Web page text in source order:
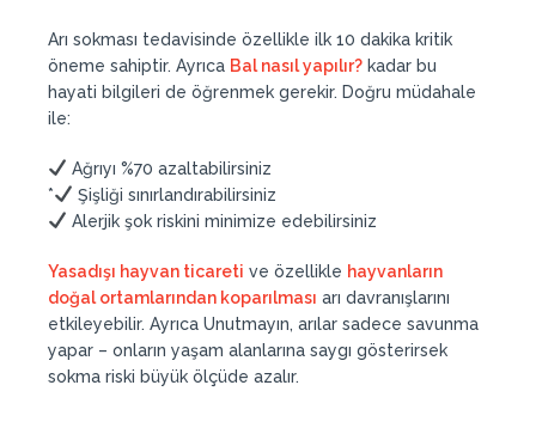
Arı sokması tedavisinde özellikle ilk 10 dakika kritik
öneme sahiptir. Ayrıca Bal nasıl yapılır? kadar bu
hayati bilgileri de öğrenmek gerekir. Doğru müdahale
ile:
Ağrıyı %70 azaltabilirsiniz
*
Şişliği sınırlandırabilirsiniz
Alerjik şok riskini minimize edebilirsiniz
Yasadışı hayvan ticareti ve özellikle hayvanların
doğal ortamlarından koparılması arı davranışlarını
etkileyebilir. Ayrıca Unutmayın, arılar sadece savunma
yapar – onların yaşam alanlarına saygı gösterirsek
sokma riski büyük ölçüde azalır.